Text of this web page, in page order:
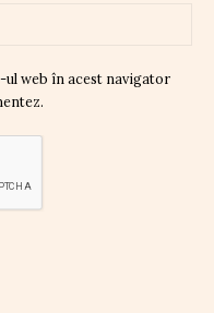
ul web în acest navigator